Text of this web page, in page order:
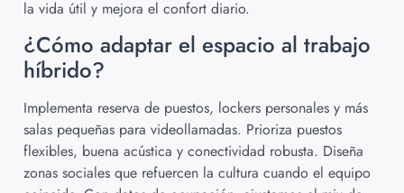
la vida útil y mejora el confort diario.
¿Cómo adaptar el espacio al trabajo
híbrido?
Implementa reserva de puestos, lockers personales y más
salas pequeñas para videollamadas. Prioriza puestos
flexibles, buena acústica y conectividad robusta. Diseña
zonas sociales que refuercen la cultura cuando el equipo